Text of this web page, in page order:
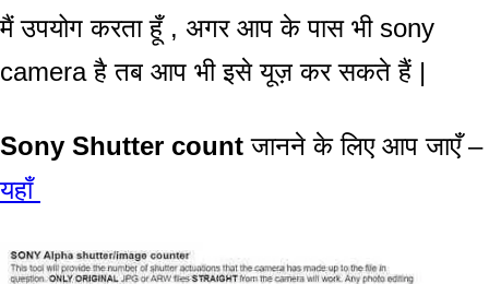
मैं उपयोग करता हूँ , अगर आप के पास भी sony
camera है तब आप भी इसे यूज़ कर सकते हैं |
Sony Shutter count जानने के लिए आप जाएँ –
यहाँ